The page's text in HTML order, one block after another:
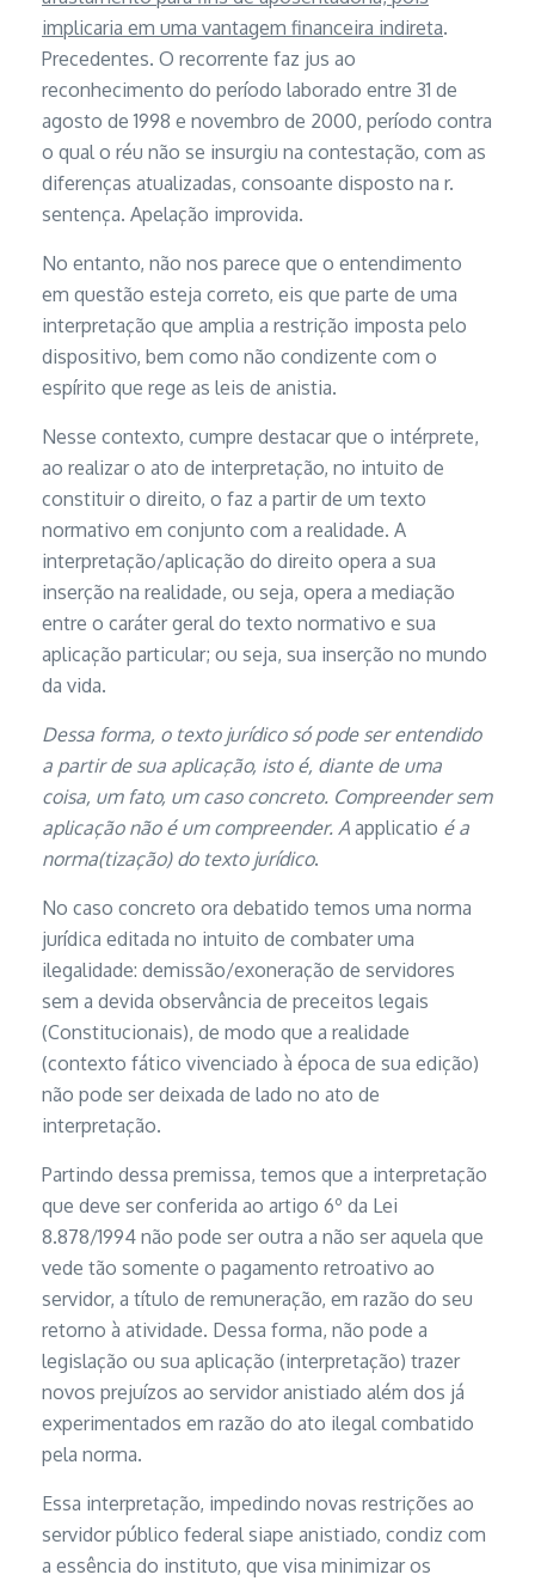
implicaria em uma vantagem financeira indireta.
Precedentes. O recorrente faz jus ao
reconhecimento do período laborado entre 31 de
agosto de 1998 e novembro de 2000, período contra
o qual o réu não se insurgiu na contestação, com as
diferenças atualizadas, consoante disposto na r.
sentença. Apelação improvida.
No entanto, não nos parece que o entendimento
em questão esteja correto, eis que parte de uma
interpretação que amplia a restrição imposta pelo
dispositivo, bem como não condizente com o
espírito que rege as leis de anistia.
Nesse contexto, cumpre destacar que o intérprete,
ao realizar o ato de interpretação, no intuito de
constituir o direito, o faz a partir de um texto
normativo em conjunto com a realidade. A
interpretação/aplicação do direito opera a sua
inserção na realidade, ou seja, opera a mediação
entre o caráter geral do texto normativo e sua
aplicação particular; ou seja, sua inserção no mundo
da vida.
Dessa forma, o texto jurídico só pode ser entendido
a partir de sua aplicação, isto é, diante de uma
coisa, um fato, um caso concreto. Compreender sem
aplicação não é um compreender. A applicatio é a
norma(tização) do texto jurídico.
No caso concreto ora debatido temos uma norma
jurídica editada no intuito de combater uma
ilegalidade: demissão/exoneração de servidores
sem a devida observância de preceitos legais
(Constitucionais), de modo que a realidade
(contexto fático vivenciado à época de sua edição)
não pode ser deixada de lado no ato de
interpretação.
Partindo dessa premissa, temos que a interpretação
que deve ser conferida ao artigo 6º da Lei
8.878/1994 não pode ser outra a não ser aquela que
vede tão somente o pagamento retroativo ao
servidor, a título de remuneração, em razão do seu
retorno à atividade. Dessa forma, não pode a
legislação ou sua aplicação (interpretação) trazer
novos prejuízos ao servidor anistiado além dos já
experimentados em razão do ato ilegal combatido
pela norma.
Essa interpretação, impedindo novas restrições ao
servidor público federal siape anistiado, condiz com
a essência do instituto, que visa minimizar os